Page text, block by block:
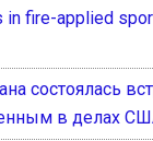
in fire-applied
состоялась
в делах